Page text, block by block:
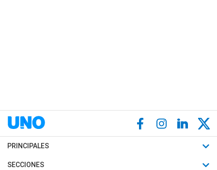
PRINCIPALES
Últimas Noticias
SECCIONES